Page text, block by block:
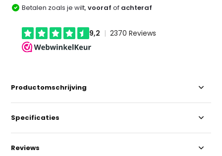
Betalen zoals je wilt,vooraf of achteraf
Productomschrijving
Specificaties
Reviews